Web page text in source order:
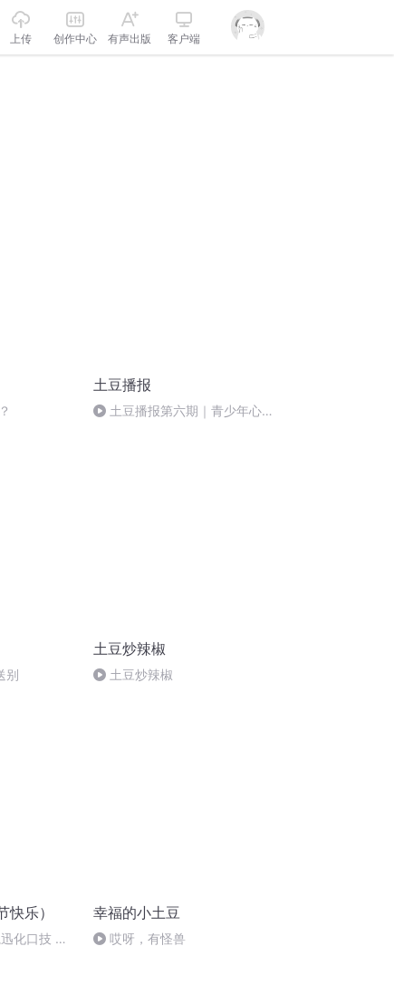
上传 创作中心 有声出版 客户端
土豆播报
土豆播报第六期｜青少年心理
别
土豆炒辣椒
土豆炒辣椒
乐）
化口技 二
幸福的小土豆
哎呀，有怪兽